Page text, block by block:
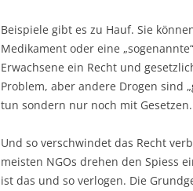
Beispiele gibt es zu Hauf. Sie
Medikament oder eine
Erwachsene ein Recht und
Problem, aber andere Drogen sind
tun sondern nur noch mit Gesetzen.
Und so verschwindet das Recht
meisten NGOs drehen den Spiess
ist das und so verlogen. Die